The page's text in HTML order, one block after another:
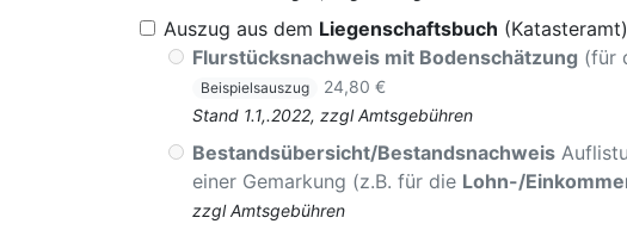
Auszug aus dem Liegenschaftsbuch (Katasteramt)
Flurstücksnachweis mit Bodenschätzung (für
Beispielsauszug
24,80 €
Stand 1.1,.2022, zzgl Amtsgebühren
Bestandsübersicht/Bestandsnachweis
einer Gemarkung (z.B. für die Lohn-/
zzgl Amtsgebühren